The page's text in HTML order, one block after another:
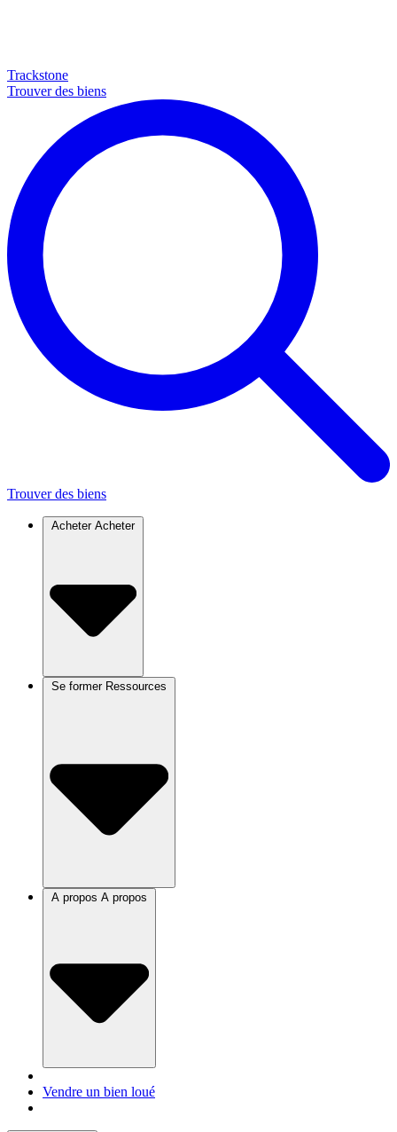
Trackstone
Trouver des biens
Trouver des biens
Acheter Acheter
Se former
A propos
Vendre un bien loué